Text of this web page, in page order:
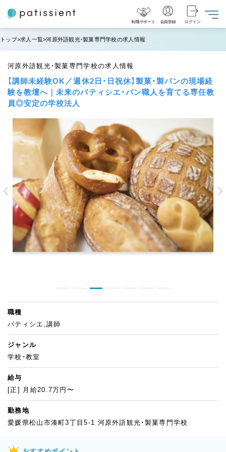
転職サポート 会員登録 ログイン
トップ 求人一覧 河原外語観光・製菓専門学校の求人情報
河原外語観光・製菓専門学校の求人情報
【講師未経験OK／週休2日・日祝休】製菓・製パンの現場経
験を教壇へ｜未来のパティシエ・パン職人を育てる専任教
員◎安定の学校法人
職種
パティシエ,講師
ジャンル
学校・教室
給与
[正] 月給20.7万円〜
勤務地
愛媛県松山市湊町3丁目5-1 河原外語観光・製菓専門学校